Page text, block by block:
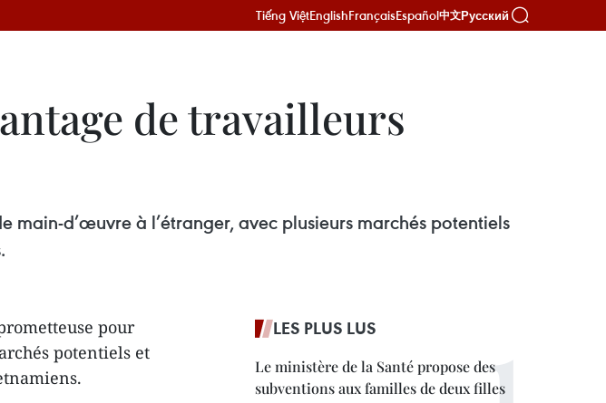
Tiếng ViệtEnglishFrançaisEspañol中文Русский
de travailleurs
main-d’œuvre à l’étranger, avec plusieurs marchés potentiels
pour
potentiels et
LES PLUS LUS
Le ministère de la Santé propose des
subventions aux familles de deux filles